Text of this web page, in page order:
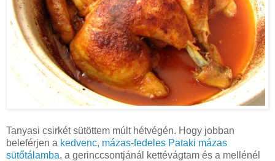
Tanyasi csirkét sütöttem múlt hétvégén. Hogy jobban
beleférjen a kedvenc, mázas-fedeles Pataki mázas
sütőtálamba, a gerinccsontjánál kettévágtam és a mellénél